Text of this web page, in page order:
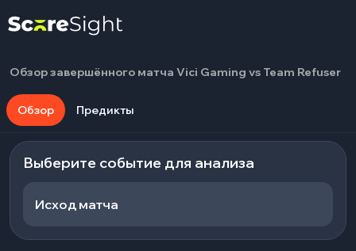
Обзор завершённого матча Vici Gaming vs Team Refuser
Обзор Предикты
Выберите событие для анализа
Исход матча